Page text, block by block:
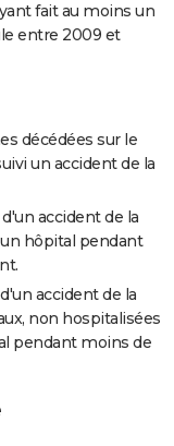
fait au moins un
entre 2009 et
décédées sur le
un accident de la
accident de la
hôpital pendant
accident de la
non hospitalisées
pendant moins de